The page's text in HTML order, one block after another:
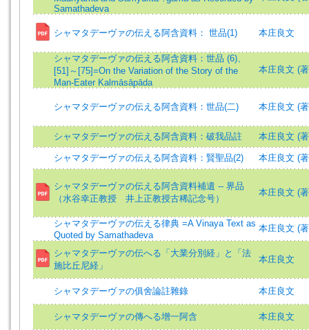
Samathadeva
シャマタデーヴァの伝える阿含資料： 世品(1) 本庄良文
シャマタデーヴァの伝える阿含資料：世品 (6)、
[51]～[75]=On the Variation of the Story of the
Man-Eater Kalmāsāpāda
本庄良文 (
シャマタデーヴァの伝える阿含資料：世品(二) 本庄良文 (
シャマタデーヴァの伝える阿含資料：破我品註 本庄良文 (
シャマタデーヴァの伝える阿含資料：賢聖品(2) 本庄良文 (
シャマタデーヴァの伝える阿含資料補遺 -- 界品
（水谷幸正教授 井上正教授古稀記念号）
本庄良文 (
シャマタデーヴァの伝える律典 =A Vinaya Text as
Quoted by Samathadeva
本庄良文 (
シャマタデーヴァの伝へる「大業分別経」と「法
施比丘尼経」
本庄良文
シャマタデーヴァの俱舍論註雜錄 本庄良文
シャマタデーヴァの傳へる增一阿含
本庄良文